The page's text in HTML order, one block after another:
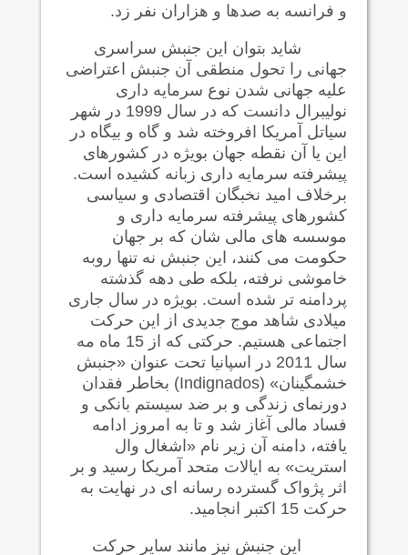
و فرانسه به صدها و هزاران نفر زد.
شاید بتوان این جنبش سراسری
جهانی را تحول منطقی آن جنبش اعتراضی
علیه جهانی شدن نوع سرمایه داری
نولیبرال دانست که در سال 1999 در شهر
سیاتل آمریکا افروخته شد و گاه و بیگاه در
این یا آن نقطه جهان بویژه در کشورهای
پیشرفته سرمایه داری زبانه کشیده است.
برخلاف امید نخبگان اقتصادی و سیاسی
کشورهای پیشرفته سرمایه داری و
موسسه های مالی شان که بر جهان
حکومت می کنند، این جنبش نه تنها روبه
خاموشی نرفته، بلکه طی دهه گذشته
پردامنه تر شده است. بویژه در سال جاری
میلادی شاهد موج جدیدی از این حرکت
اجتماعی هستیم. حرکتی که از 15 ماه مه
سال 2011 در اسپانیا تحت عنوان «جنبش
خشمگینان» (Indignados) بخاطر فقدان
دورنمای زندگی و بر ضد سیستم بانکی و
فساد مالی آغاز شد و تا به امروز ادامه
یافته، دامنه آن زیر نام «اشغال وال
استریت» به ایالات متحد آمریکا رسید و بر
اثر پژواک گسترده رسانه ای در نهایت به
حرکت 15 اکتبر انجامید.
این جنبش نیز مانند سایر حرکت